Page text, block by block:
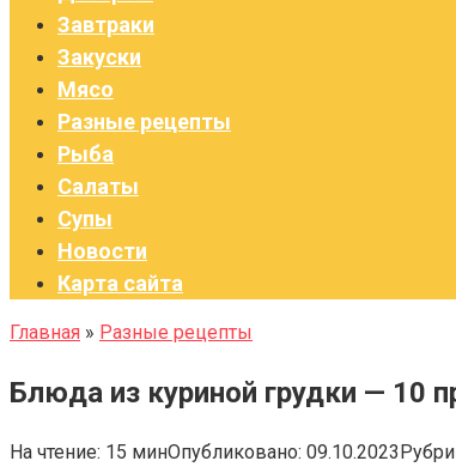
Завтраки
Закуски
Мясо
Разные рецепты
Рыба
Салаты
Супы
Новости
Карта сайта
Главная » Разные рецепты
Блюда из куриной грудки — 10
На чтение: 15 минОпубликовано: 09.10.2023